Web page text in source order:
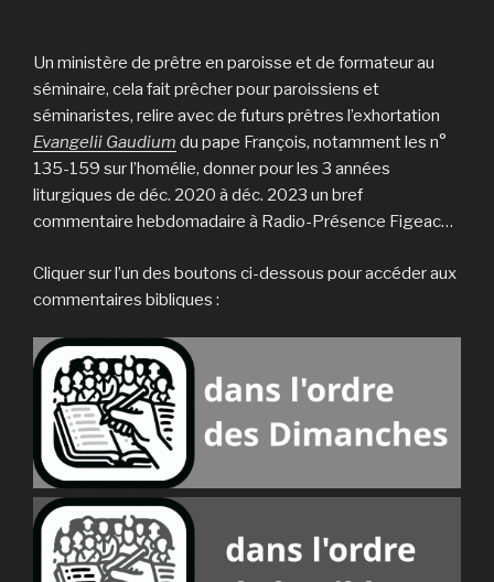
Un ministère de prêtre en paroisse et de formateur au
séminaire, cela fait prêcher pour paroissiens et
séminaristes, relire avec de futurs prêtres l’exhortation
Evangelii Gaudium du pape François, notamment les n°
135-159 sur l’homélie, donner pour les 3 années
liturgiques de déc. 2020 à déc. 2023 un bref
commentaire hebdomadaire à Radio-Présence Figeac…
Cliquer sur l’un des boutons ci-dessous pour accéder aux
commentaires bibliques :